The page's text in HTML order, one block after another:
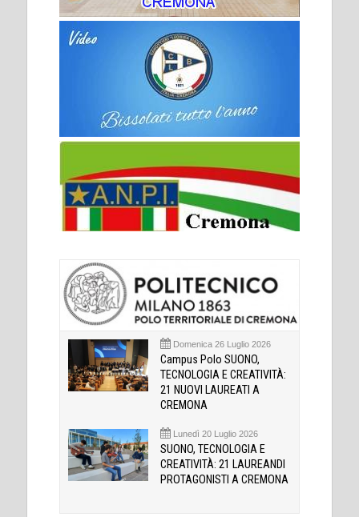
Domenica 26 Luglio 2026
Campus Polo SUONO,
TECNOLOGIA E CREATIVITÀ:
21 NUOVI LAUREATI A
CREMONA
Lunedì 20 Luglio 2026
SUONO, TECNOLOGIA E
CREATIVITÀ: 21 LAUREANDI
PROTAGONISTI A CREMONA